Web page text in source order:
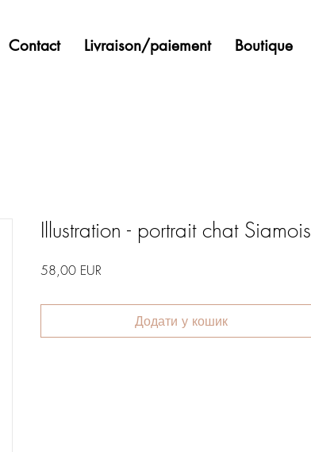
Contact Livraison/paiement Boutique
Illustration - portrait chat Siamois
58,00 EUR
Додати у кошик